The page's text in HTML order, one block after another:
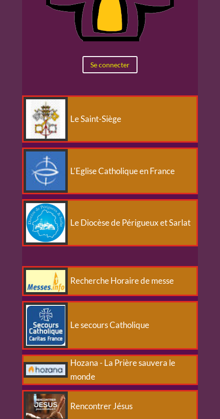
Se connecter
Le Saint-Siège
L'Eglise Catholique en France
Le Diocèse de Périgueux et Sarlat
Recherche Horaire de messe
Le secours Catholique
Hozana - La Prière sauvera le
monde
Rencontrer Jésus